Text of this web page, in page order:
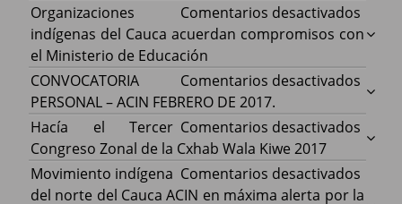
Comentarios desactivados
Cauca
con
Organizaciones
indígenas del Cauca acuerdan compromisos con
el Ministerio de Educación
Comentarios desactivados
ACIN
CONVOCATORIA
PERSONAL – ACIN FEBRERO DE 2017.
Comentarios desactivados
Hacía
Hacía el Tercer
Congreso Zonal de la Cxhab Wala Kiwe 2017
Comentarios desactivados
Movimiento indígena
del norte del Cauca ACIN en máxima alerta por la